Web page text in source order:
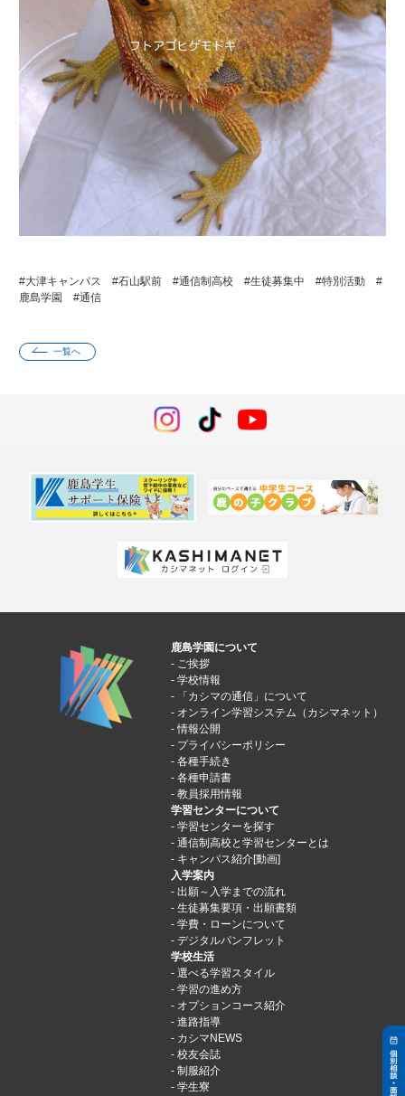
#大津キャンパス #石山駅前 #通信制高校 #生徒募集中 #特別活動 #
鹿島学園 #通信
一覧へ
鹿島学園について
ご挨拶
学校情報
「カシマの通信」について
オンライン学習システム（カシマネット）
情報公開
プライバシーポリシー
各種手続き
各種申請書
教員採用情報
学習センターについて
学習センターを探す
通信制高校と学習センターとは
キャンパス紹介[動画]
入学案内
出願～入学までの流れ
生徒募集要項・出願書類
学費・ローンについて
デジタルパンフレット
学校生活
選べる学習スタイル
学習の進め方
オプションコース紹介
進路指導
カシマNEWS
校友会誌
制服紹介
学生寮